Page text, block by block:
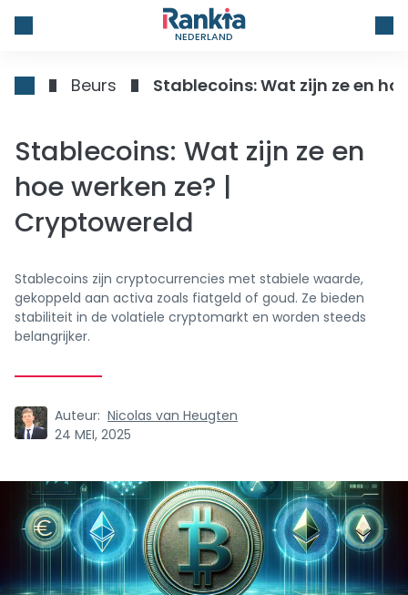
NEDERLAND
Beurs Stablecoins: Wat zijn ze en
Stablecoins: Wat zijn ze en
hoe werken ze? |
Cryptowereld
Stablecoins zijn cryptocurrencies met stabiele waarde,
gekoppeld aan activa zoals fiatgeld of goud. Ze bieden
stabiliteit in de volatiele cryptomarkt en worden steeds
belangrijker.
Auteur: Nicolas van Heugten
24 MEI, 2025